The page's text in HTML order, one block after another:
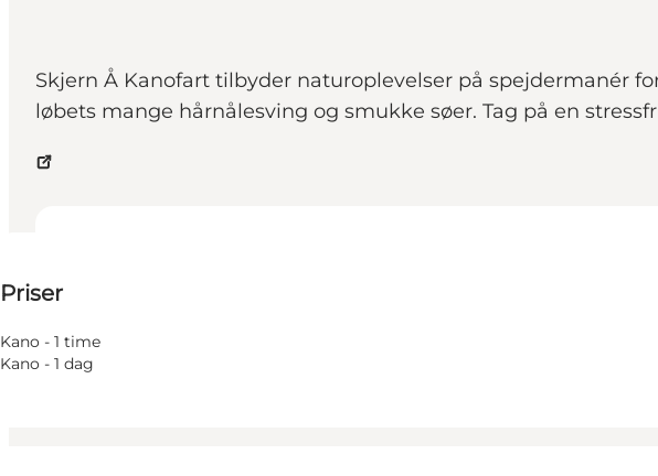
Skjern Å Kanofart tilbyder naturoplevelser på spejdermanér
løbets mange hårnålesving og smukke søer. Tag på en
Priser
Kano - 1 time
Kano - 1 dag
Børn, Venner, Min partner, Mig selv, Min virksomhed